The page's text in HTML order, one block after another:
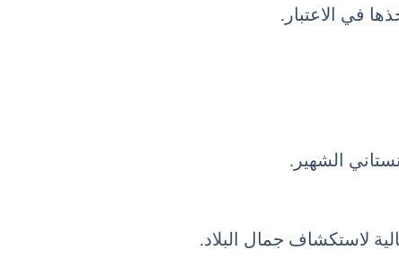
الشهير.